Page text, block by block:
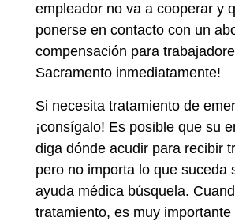
empleador no va a cooperar y
ponerse en contacto con un
compensación para
Sacramento inmediatamente!
Si necesita tratamiento de
¡consígalo! Es posible que su
diga dónde acudir para recibir
pero no importa lo que suceda
ayuda médica búsquela.
tratamiento, es muy